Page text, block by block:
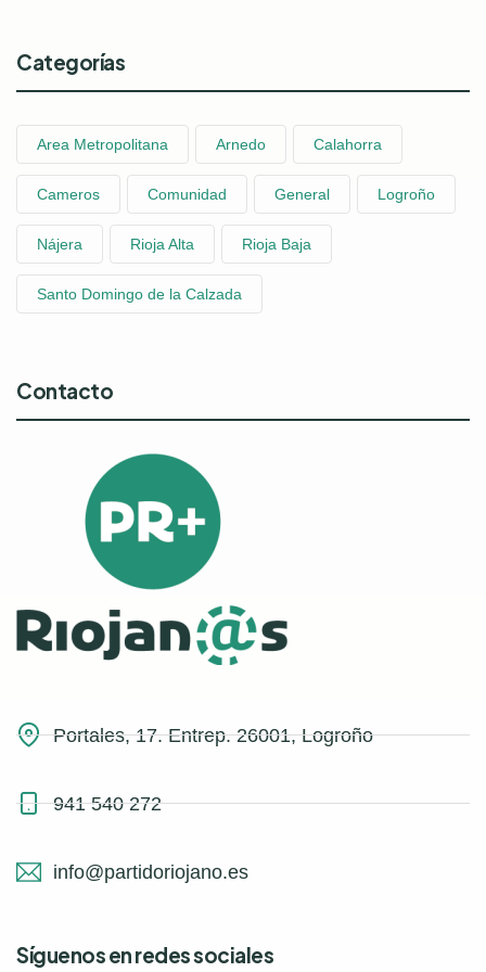
Categorías
Area Metropolitana Arnedo Calahorra
Cameros Comunidad General Logroño
Nájera Rioja Alta Rioja Baja
Santo Domingo de la Calzada
Contacto
Portales, 17. Entrep. 26001, Logroño
941 540 272
info@partidoriojano.es
Síguenos en redes sociales